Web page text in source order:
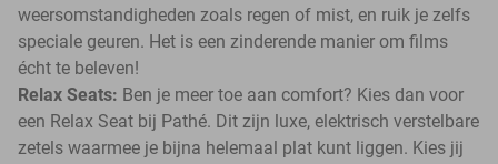
weersomstandigheden zoals regen of mist, en ruik je zelfs
speciale geuren. Het is een zinderende manier om films
écht te beleven!
Relax Seats: Ben je meer toe aan comfort? Kies dan voor
een Relax Seat bij Pathé. Dit zijn luxe, elektrisch verstelbare
zetels waarmee je bijna helemaal plat kunt liggen. Kies jij